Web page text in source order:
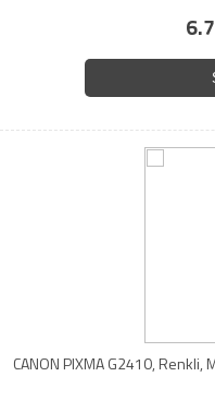
CANON PIXMA G2410, Renkli,